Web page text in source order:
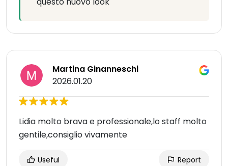
Martina Ginanneschi
2026.01.20
Lidia molto brava e professionale,lo staff molto
gentile,consiglio vivamente
Useful Report